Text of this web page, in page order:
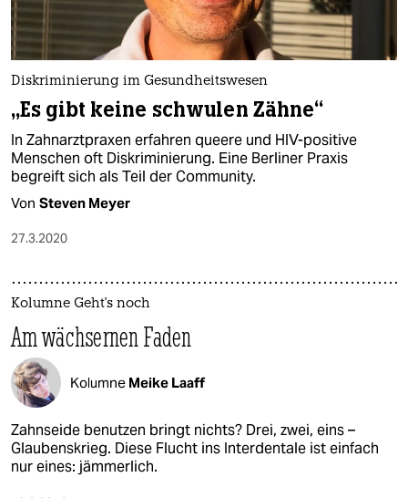
Diskriminierung im Gesundheitswesen
„Es gibt keine schwulen Zähne“
In Zahnarztpraxen erfahren queere und HIV-positive
Menschen oft Diskriminierung. Eine Berliner Praxis
begreift sich als Teil der Community.
Von Steven Meyer
27.3.2020
Kolumne Geht's noch
Am wächsernen Faden
Kolumne Meike Laaff
Zahnseide benutzen bringt nichts? Drei, zwei, eins –
Glaubenskrieg. Diese Flucht ins Interdentale ist einfach
nur eines: jämmerlich.